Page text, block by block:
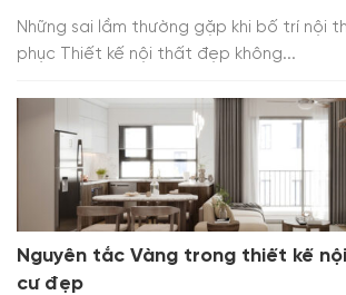
Những sai lầm thường gặp khi bố trí nội
phục Thiết kế nội thất đẹp không...
Nguyên tắc Vàng trong thiết kế
cư đẹp